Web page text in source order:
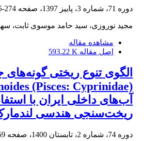
دوره 71، شماره 3، پاییز 1397، صفحه 274-285
مجید نوروزی، سید حامد موسوی ثابت،
مشاهده مقاله
اصل مقاله 593.22 K
الگوی تنوع ریختی
آب‌های داخلی ایران با
ریخت‌سنجی هندسی
دوره 74، شماره 2، تابستان 1400، صفحه